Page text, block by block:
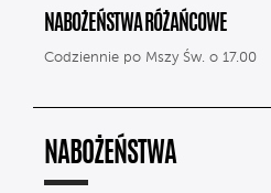
NABOŻEŃSTWA RÓŻAŃCOWE
Codziennie po Mszy Św. o 17.00
NABOŻEŃSTWA